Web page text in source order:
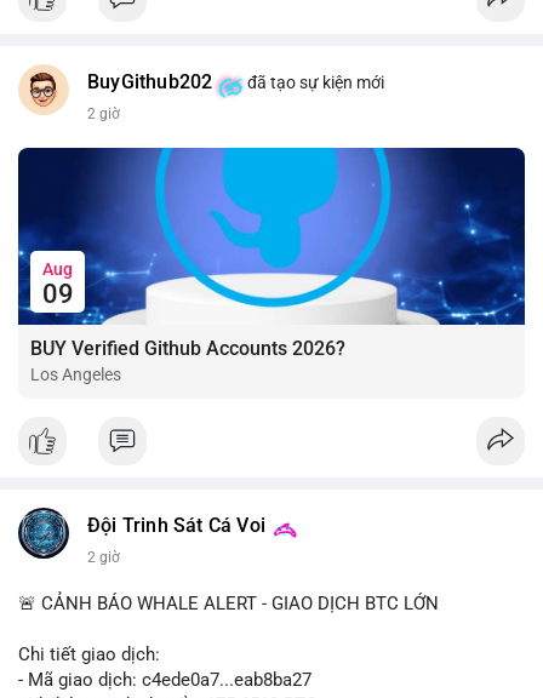
BuyGithub202 đã tạo sự kiện mới
2 giờ
Aug
09
BUY Verified Github Accounts 2026?
Los Angeles
Đội Trinh Sát Cá Voi
2 giờ
🚨 CẢNH BÁO WHALE ALERT - GIAO DỊCH BTC LỚN
Chi tiết giao dịch:
- Mã giao dịch: c4ede0a7...eab8ba27